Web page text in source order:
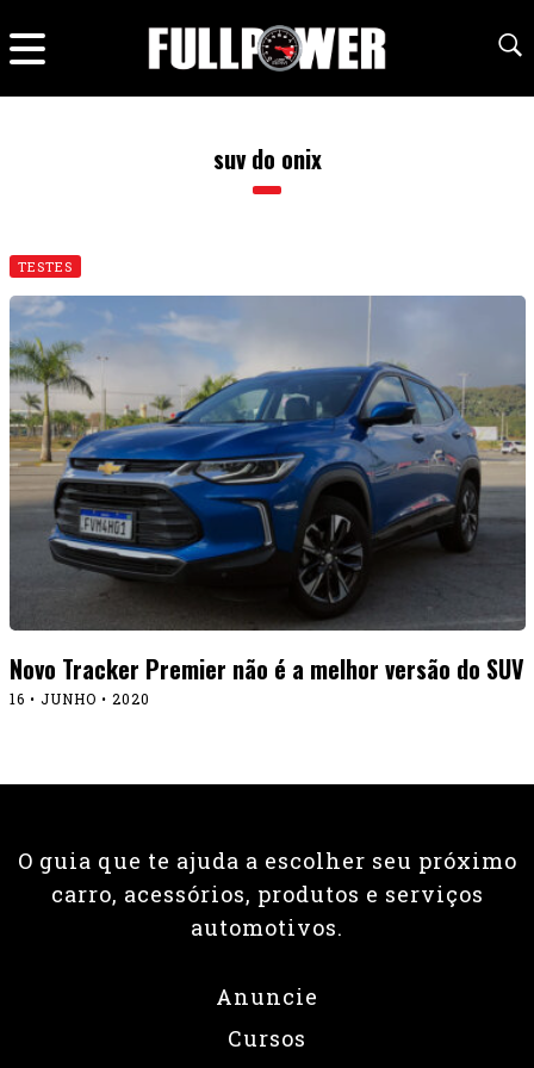
suv do onix
TESTES
Novo Tracker Premier não é a melhor versão do SUV
16 • JUNHO • 2020
O guia que te ajuda a escolher seu próximo
carro, acessórios, produtos e serviços
automotivos.
Anuncie
Cursos